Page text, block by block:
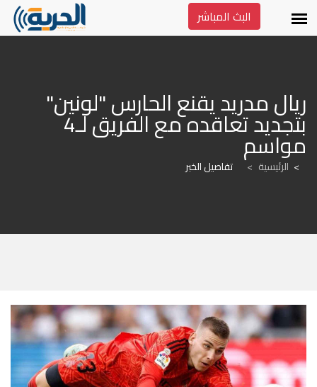
البث المباشر
بتجديد تعاقده مع الفريق لـ4
مواسم
الرئيسية > تفاصيل الخبر